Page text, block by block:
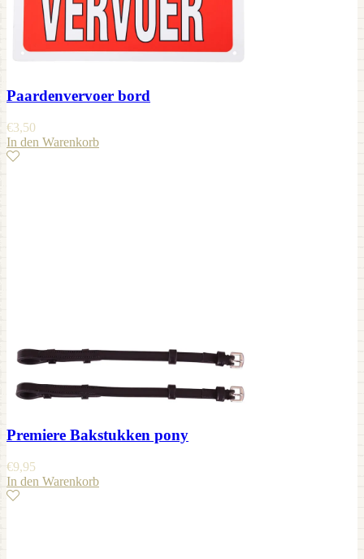
Paardenvervoer bord
€3,50
In den Warenkorb
Premiere Bakstukken pony
€9,95
In den Warenkorb